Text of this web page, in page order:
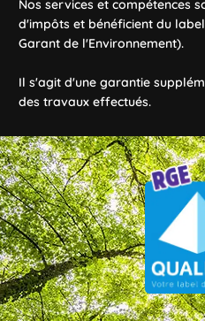
Nos services et compétences
d'impôts et bénéficient du
Garant de l'Environnement).
Il s'agit d'une garantie
des travaux effectués.